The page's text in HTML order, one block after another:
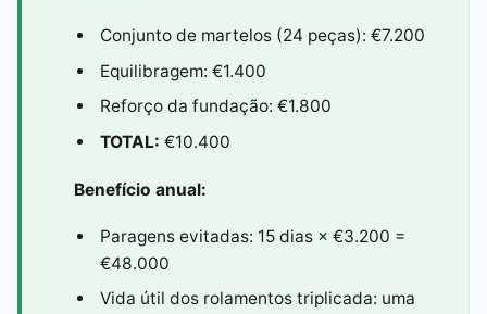
Conjunto de martelos (24 peças): €7.200
Equilibragem: €1.400
Reforço da fundação: €1.800
TOTAL: €10.400
Benefício anual:
Paragens evitadas: 15 dias × €3.200 =
€48.000
Vida útil dos rolamentos triplicada: uma